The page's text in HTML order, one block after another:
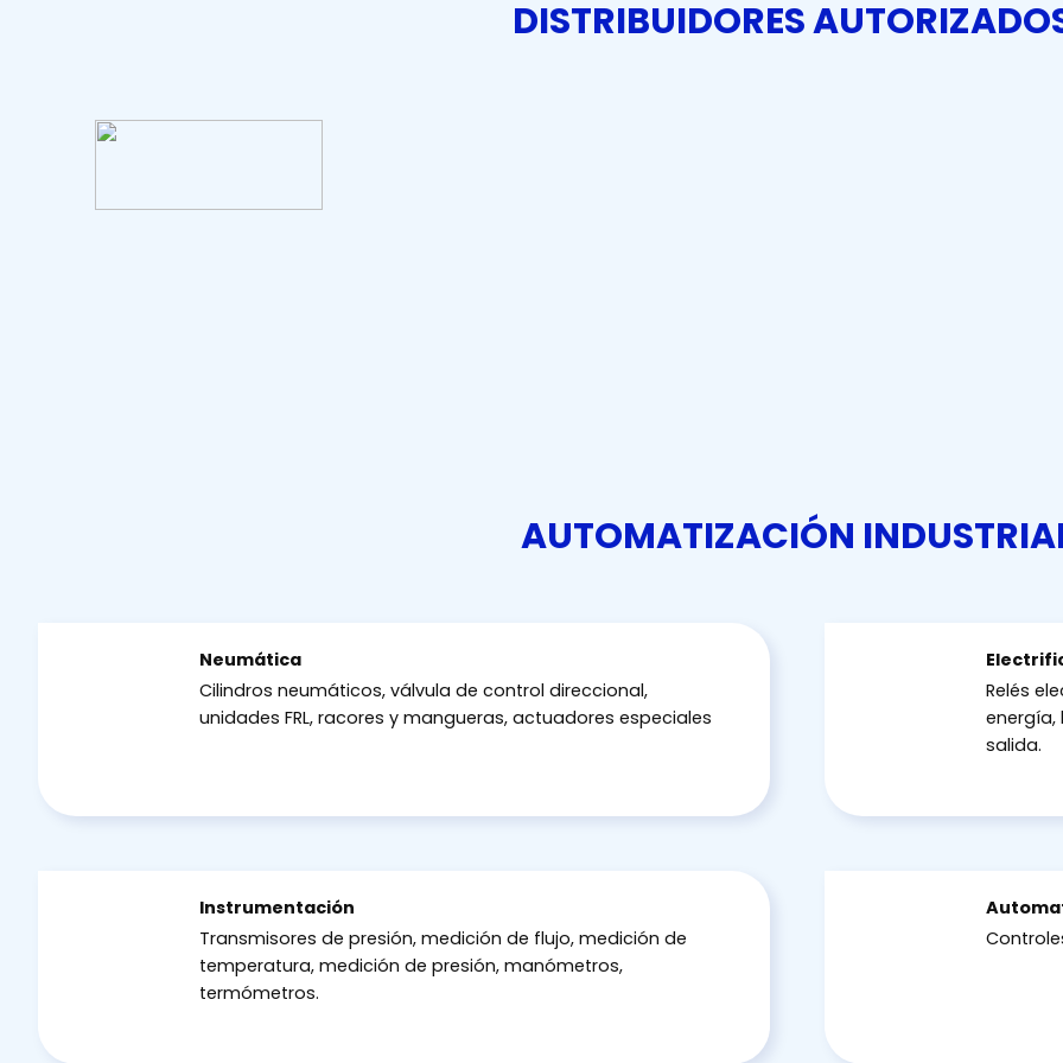
DISTRIBUIDORES
AUTOMATIZACIÓN
Neumática
Cilindros neumáticos, válvula de control direccional,
unidades FRL, racores y mangueras, actuadores especiales
Relés
energía,
salida.
Instrumentación
Transmisores de presión, medición de flujo, medición de
temperatura, medición de presión, manómetros,
termómetros.